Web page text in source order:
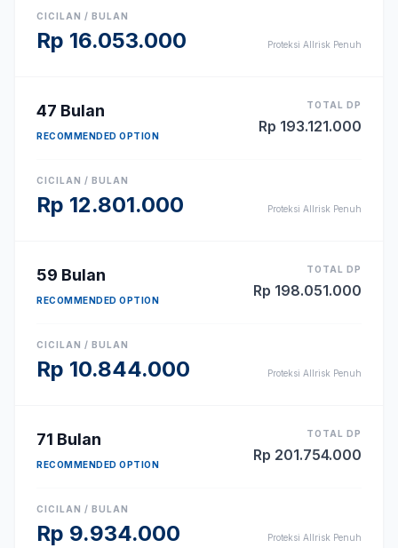
CICILAN / BULAN
Rp 16.053.000 Proteksi Allrisk Penuh
47 Bulan
RECOMMENDED OPTION
TOTAL DP
Rp 193.121.000
CICILAN / BULAN
Rp 12.801.000 Proteksi Allrisk Penuh
59 Bulan
RECOMMENDED OPTION
TOTAL DP
Rp 198.051.000
CICILAN / BULAN
Rp 10.844.000 Proteksi Allrisk Penuh
71 Bulan
RECOMMENDED OPTION
TOTAL DP
Rp 201.754.000
CICILAN / BULAN
Rp 9.934.000 Proteksi Allrisk Penuh